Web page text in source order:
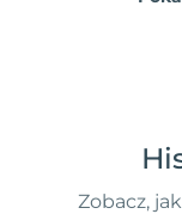
Zobacz,